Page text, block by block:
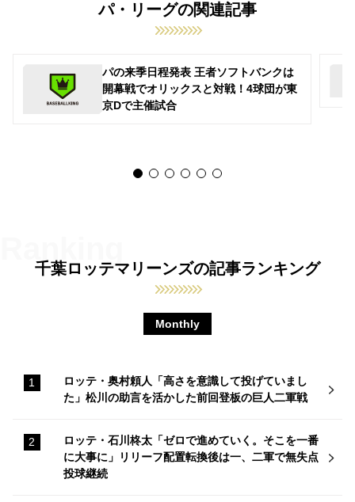
パ・リーグの関連記事
パの来季日程発表 王者ソフトバンクは
開幕戦でオリックスと対戦！4球団が東
京Dで主催試合
千葉ロッテマリーンズの記事ランキング
Monthly
ロッテ・奥村頼人「高さを意識して投げていまし
た」松川の助言を活かした前回登板の巨人二軍戦
ロッテ・石川柊太「ゼロで進めていく。そこを一番
に大事に」リリーフ配置転換後は一、二軍で無失点
投球継続